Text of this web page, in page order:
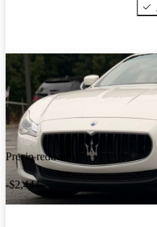
Precio reducido
-$2,444